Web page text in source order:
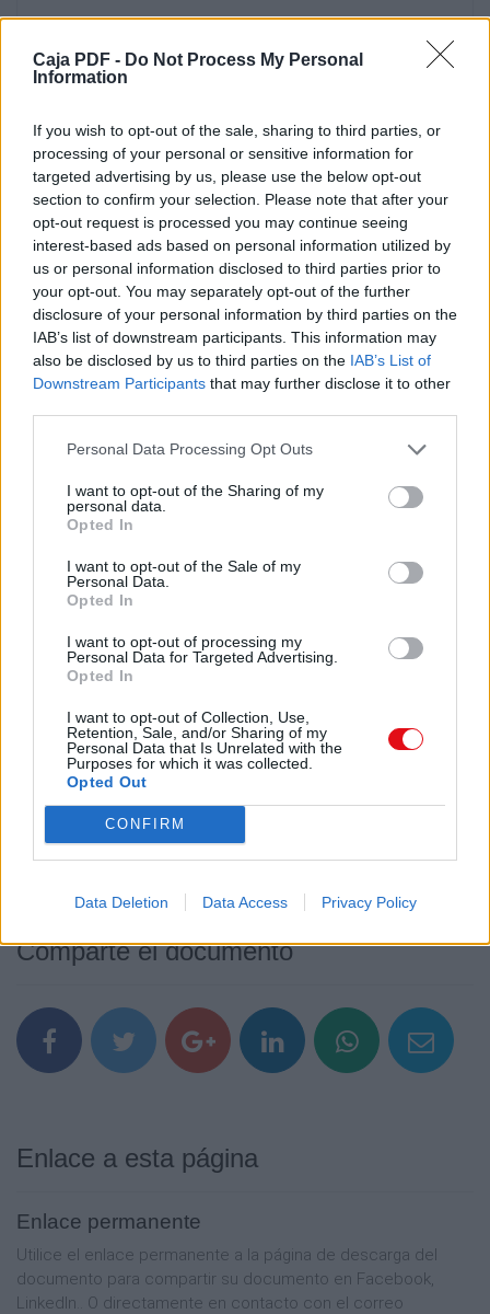
Caja PDF - Do Not Process My Personal
Information
If you wish to opt-out of the sale, sharing to third parties, or
processing of your personal or sensitive information for
targeted advertising by us, please use the below opt-out
section to confirm your selection. Please note that after your
opt-out request is processed you may continue seeing
interest-based ads based on personal information utilized by
us or personal information disclosed to third parties prior to
your opt-out. You may separately opt-out of the further
disclosure of your personal information by third parties on the
IAB’s list of downstream participants. This information may
also be disclosed by us to third parties on the IAB’s List of
Downstream Participants that may further disclose it to other
Personal Data Processing Opt Outs
I want to opt-out of the Sharing of my
personal data.
Opted In
I want to opt-out of the Sale of my
Personal Data.
Opted In
I want to opt-out of processing my
Personal Data for Targeted Advertising.
Opted In
I want to opt-out of Collection, Use,
Retention, Sale, and/or Sharing of my
Personal Data that Is Unrelated with the
Purposes for which it was collected.
Opted Out
CONFIRM
Data Deletion Data Access Privacy Policy
CONTÁCTANOS
Mis pedidos
Contáctenos
✉ Por formulario de contacto
Mis hojas de crédito
Entrega
✍ A través de nuestro chat
Mis direcciones
Mis datos personales
Catálogo en pdf -2014
Mis vales
Blog
Descargar el documento (PDF)
Crema hidratante despuÃ©s del sol.pdf (PDF, 1.2 MB)
Comparte el documento
Enlace a esta página
Enlace permanente
Utilice el enlace permanente a la página de descarga del
documento para compartir su documento en Facebook,
LinkedIn.. O directamente en contacto con el correo